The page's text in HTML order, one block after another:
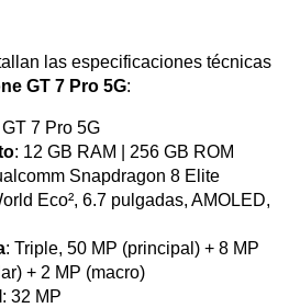
las especificaciones técnicas
GT 7 Pro 5G:
7 Pro 5G
: 12 GB RAM | 256 GB ROM
Snapdragon 8 Elite
Eco², 6.7 pulgadas, AMOLED,
: Triple, 50 MP (principal) + 8 MP
+ 2 MP (macro)
: 32 MP